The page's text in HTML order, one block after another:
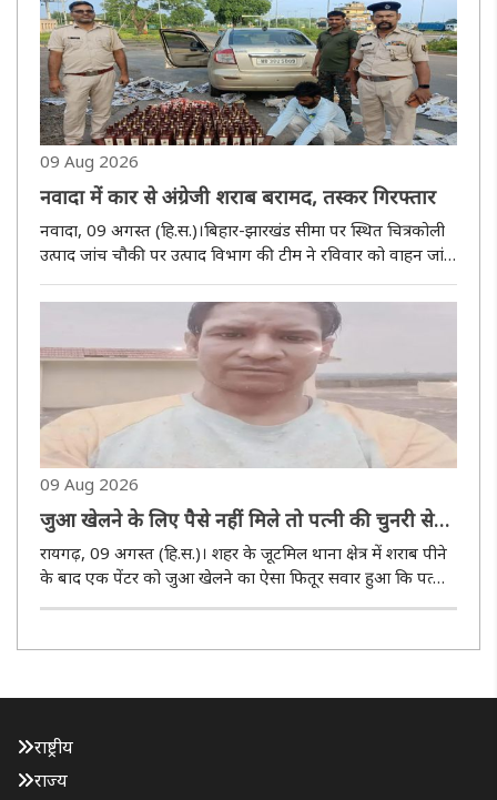
09 Aug 2026
नवादा में कार से अंग्रेजी शराब बरामद, तस्कर गिरफ्तार
नवादा, 09 अगस्त (हि.स.)।बिहार-झारखंड सीमा पर स्थित चित्रकोली
उत्पाद जांच चौकी पर उत्पाद विभाग की टीम ने रविवार को वाहन जांच
के दौरान बड़ी कार्रवाई करते हुए एक लग्जरी कार से 124.20 लीटर
विदेशी शराब बरामद की है। शराब तस्करी के लिए कार में बनाए गए ..
09 Aug 2026
जुआ खेलने के लिए पैसे नहीं मिले तो पत्नी की चुनरी से
पेंटर ने लगा ली फांसी
रायगढ़, 09 अगस्त (हि.स.)। शहर के जूटमिल थाना क्षेत्र में शराब पीने
के बाद एक पेंटर को जुआ खेलने का ऐसा फितूर सवार हुआ कि पत्‍नी
ने जब पैसे देने से इंकार किया तो व‍िवाद करने के बाद उसने कमरे के
राष्ट्रीय
राज्य